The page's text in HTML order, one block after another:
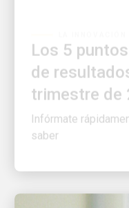
de
trimestre de
Infórmate
saber